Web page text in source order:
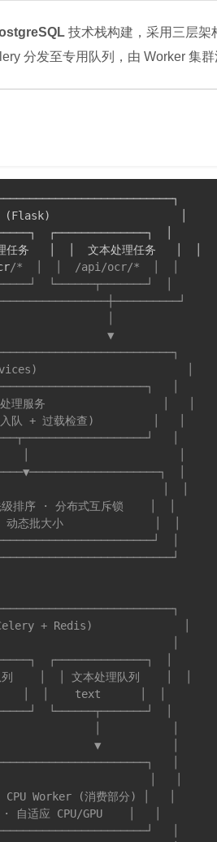
技术栈构建，采用三层
分发至专用队列，由 Worker 集群
(Flask)
┌──────────────┐  │
任务   │  │  文本处理任务   │  │
/*  │  │  /api/ocr/*  │  │
└──────┬───────┘  │
▼
│
│
务处理服务                  │   │
队 + 过载检查)         │   │
│
│
务                          │  │
级排序 · 分布式互斥锁    │  │
· 动态批大小              │  │
│
+ Redis)              │
┌──────────────┐  │
│  │ 文本处理队列    │  │
│  │    text      │  │
└──────┬───────┘  │
▼           │
│
│   │
Worker (消费部分) │   │
自适应 CPU/GPU    │   │
│